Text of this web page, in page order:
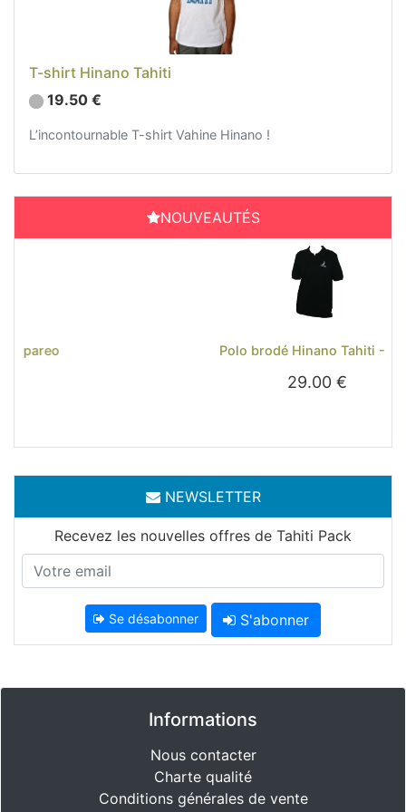
T-shirt Hinano Tahiti
19.50 €
L’incontournable T-shirt Vahine Hinano !
NOUVEAUTÉS
Polo brodé Hinano Tahiti - Noir
Previous Next
NEWSLETTER
Recevez les nouvelles offres de Tahiti Pack
Se désabonner S'abonner
Informations
Nous contacter
Charte qualité
Conditions générales de vente